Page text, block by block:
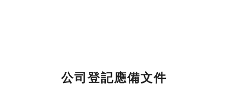
公司登記應備文件